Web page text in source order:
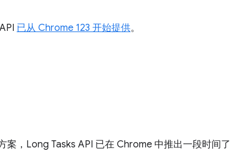
已从 Chrome 123 开始提供。
，Long Tasks API 已在 Chrome 中推出一段时间了